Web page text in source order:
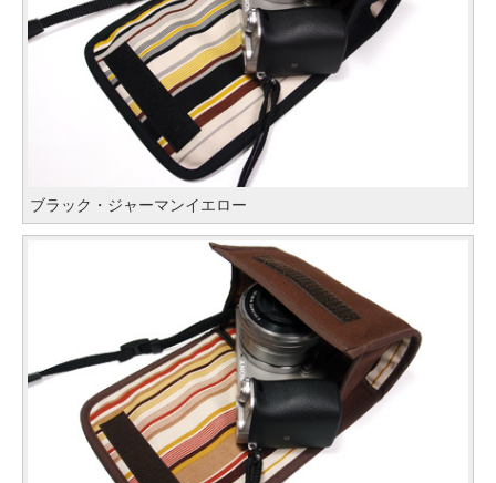
ブラック・ジャーマンイエロー